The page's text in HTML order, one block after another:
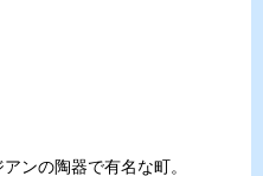
ンの陶器で有名な町。